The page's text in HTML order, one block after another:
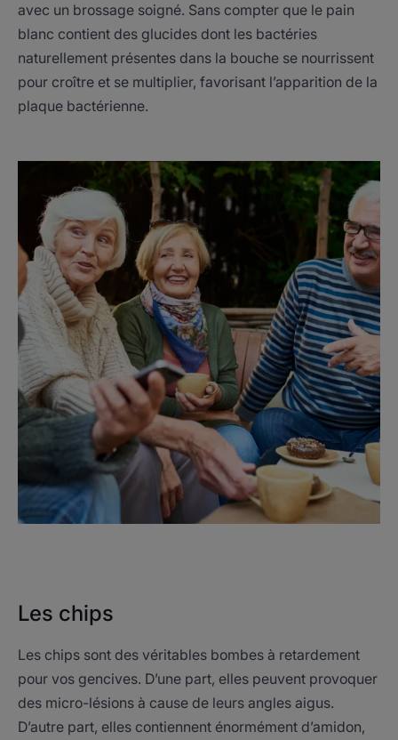
avec un brossage soigné. Sans compter que le pain
blanc contient des glucides dont les bactéries
naturellement présentes dans la bouche se nourrissent
pour croître et se multiplier, favorisant l’apparition de la
plaque bactérienne.
Les chips
Les chips sont des véritables bombes à retardement
pour vos gencives. D’une part, elles peuvent provoquer
des micro-lésions à cause de leurs angles aigus.
D’autre part, elles contiennent énormément d’amidon,